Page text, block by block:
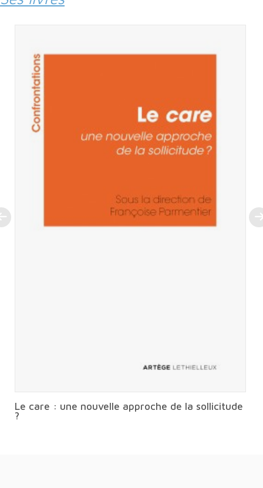
Le care : une nouvelle approche de la sollicitude
?